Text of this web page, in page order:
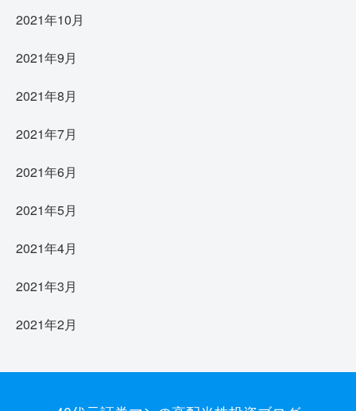
2021年10月
2021年9月
2021年8月
2021年7月
2021年6月
2021年5月
2021年4月
2021年3月
2021年2月